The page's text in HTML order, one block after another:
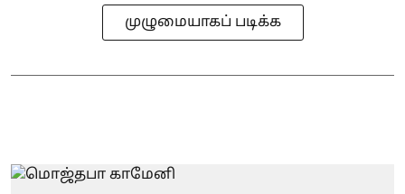
முழுமையாகப் படிக்க